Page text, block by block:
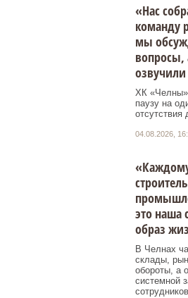
«Нас
команду
мы
ХК «Челны»
паузу на
отсутствия
04.08.2026,
это наша
образ
В Челнах
склады,
обороты, а
системной